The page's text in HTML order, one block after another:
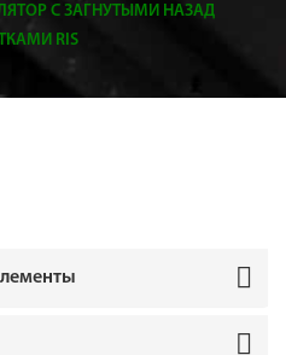
С ЗАГНУТЫМИ НАЗАД
RIS